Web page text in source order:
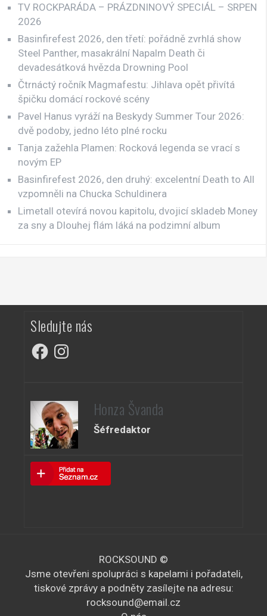
TV ROCKPARÁDA – PRÁZDNINOVÝ SPECIÁL – SRPEN
2026
Basinfirefest 2026, den třetí: pořádně zvrhlá show
Steel Panther, masakrální Napalm Death či
devadesátková hvězda Drowning Pool
Čtrnáctý ročník Magmafestu: Jihlava opět přivítá
špičku domácí rockové scény
Pavel Hanus vyráží na Beskydy Summer Tour 2026:
dvě podoby, jedno léto plné rocku
Tanja zažehla Plamen: Rocková legenda se vrací s
novým EP
Basinfirefest 2026, den druhý: excelentní Death to All
vzpomněli na Chucka Schuldinera
Limetall otevírá novou kapitolu, dvojicí skladeb Money
za sny a Dlouhej flám láká na podzimní album
Sledujte nás
FacebookInstagram
Honza Švanda
Šéfredaktor
ROCKSOUND ©
Jsme otevřeni spolupráci s kapelami i pořadateli,
tiskové zprávy a podněty zasílejte na adresu:
rocksound@email.cz